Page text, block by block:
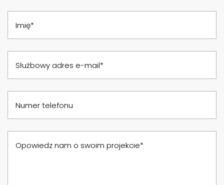
Imię*
Służbowy adres e-mail*
Numer telefonu
Opowiedz nam o swoim projekcie*